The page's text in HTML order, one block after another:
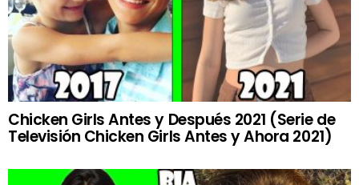
Chicken Girls Antes y Después 2021 (Serie de
Televisión Chicken Girls Antes y Ahora 2021)